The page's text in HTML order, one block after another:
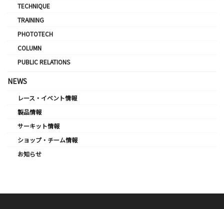
TECHNIQUE
TRAINING
PHOTOTECH
COLUMN
PUBLIC RELATIONS
NEWS
レース・イベント情報
製品情報
サーキット情報
ショップ・チーム情報
お知らせ